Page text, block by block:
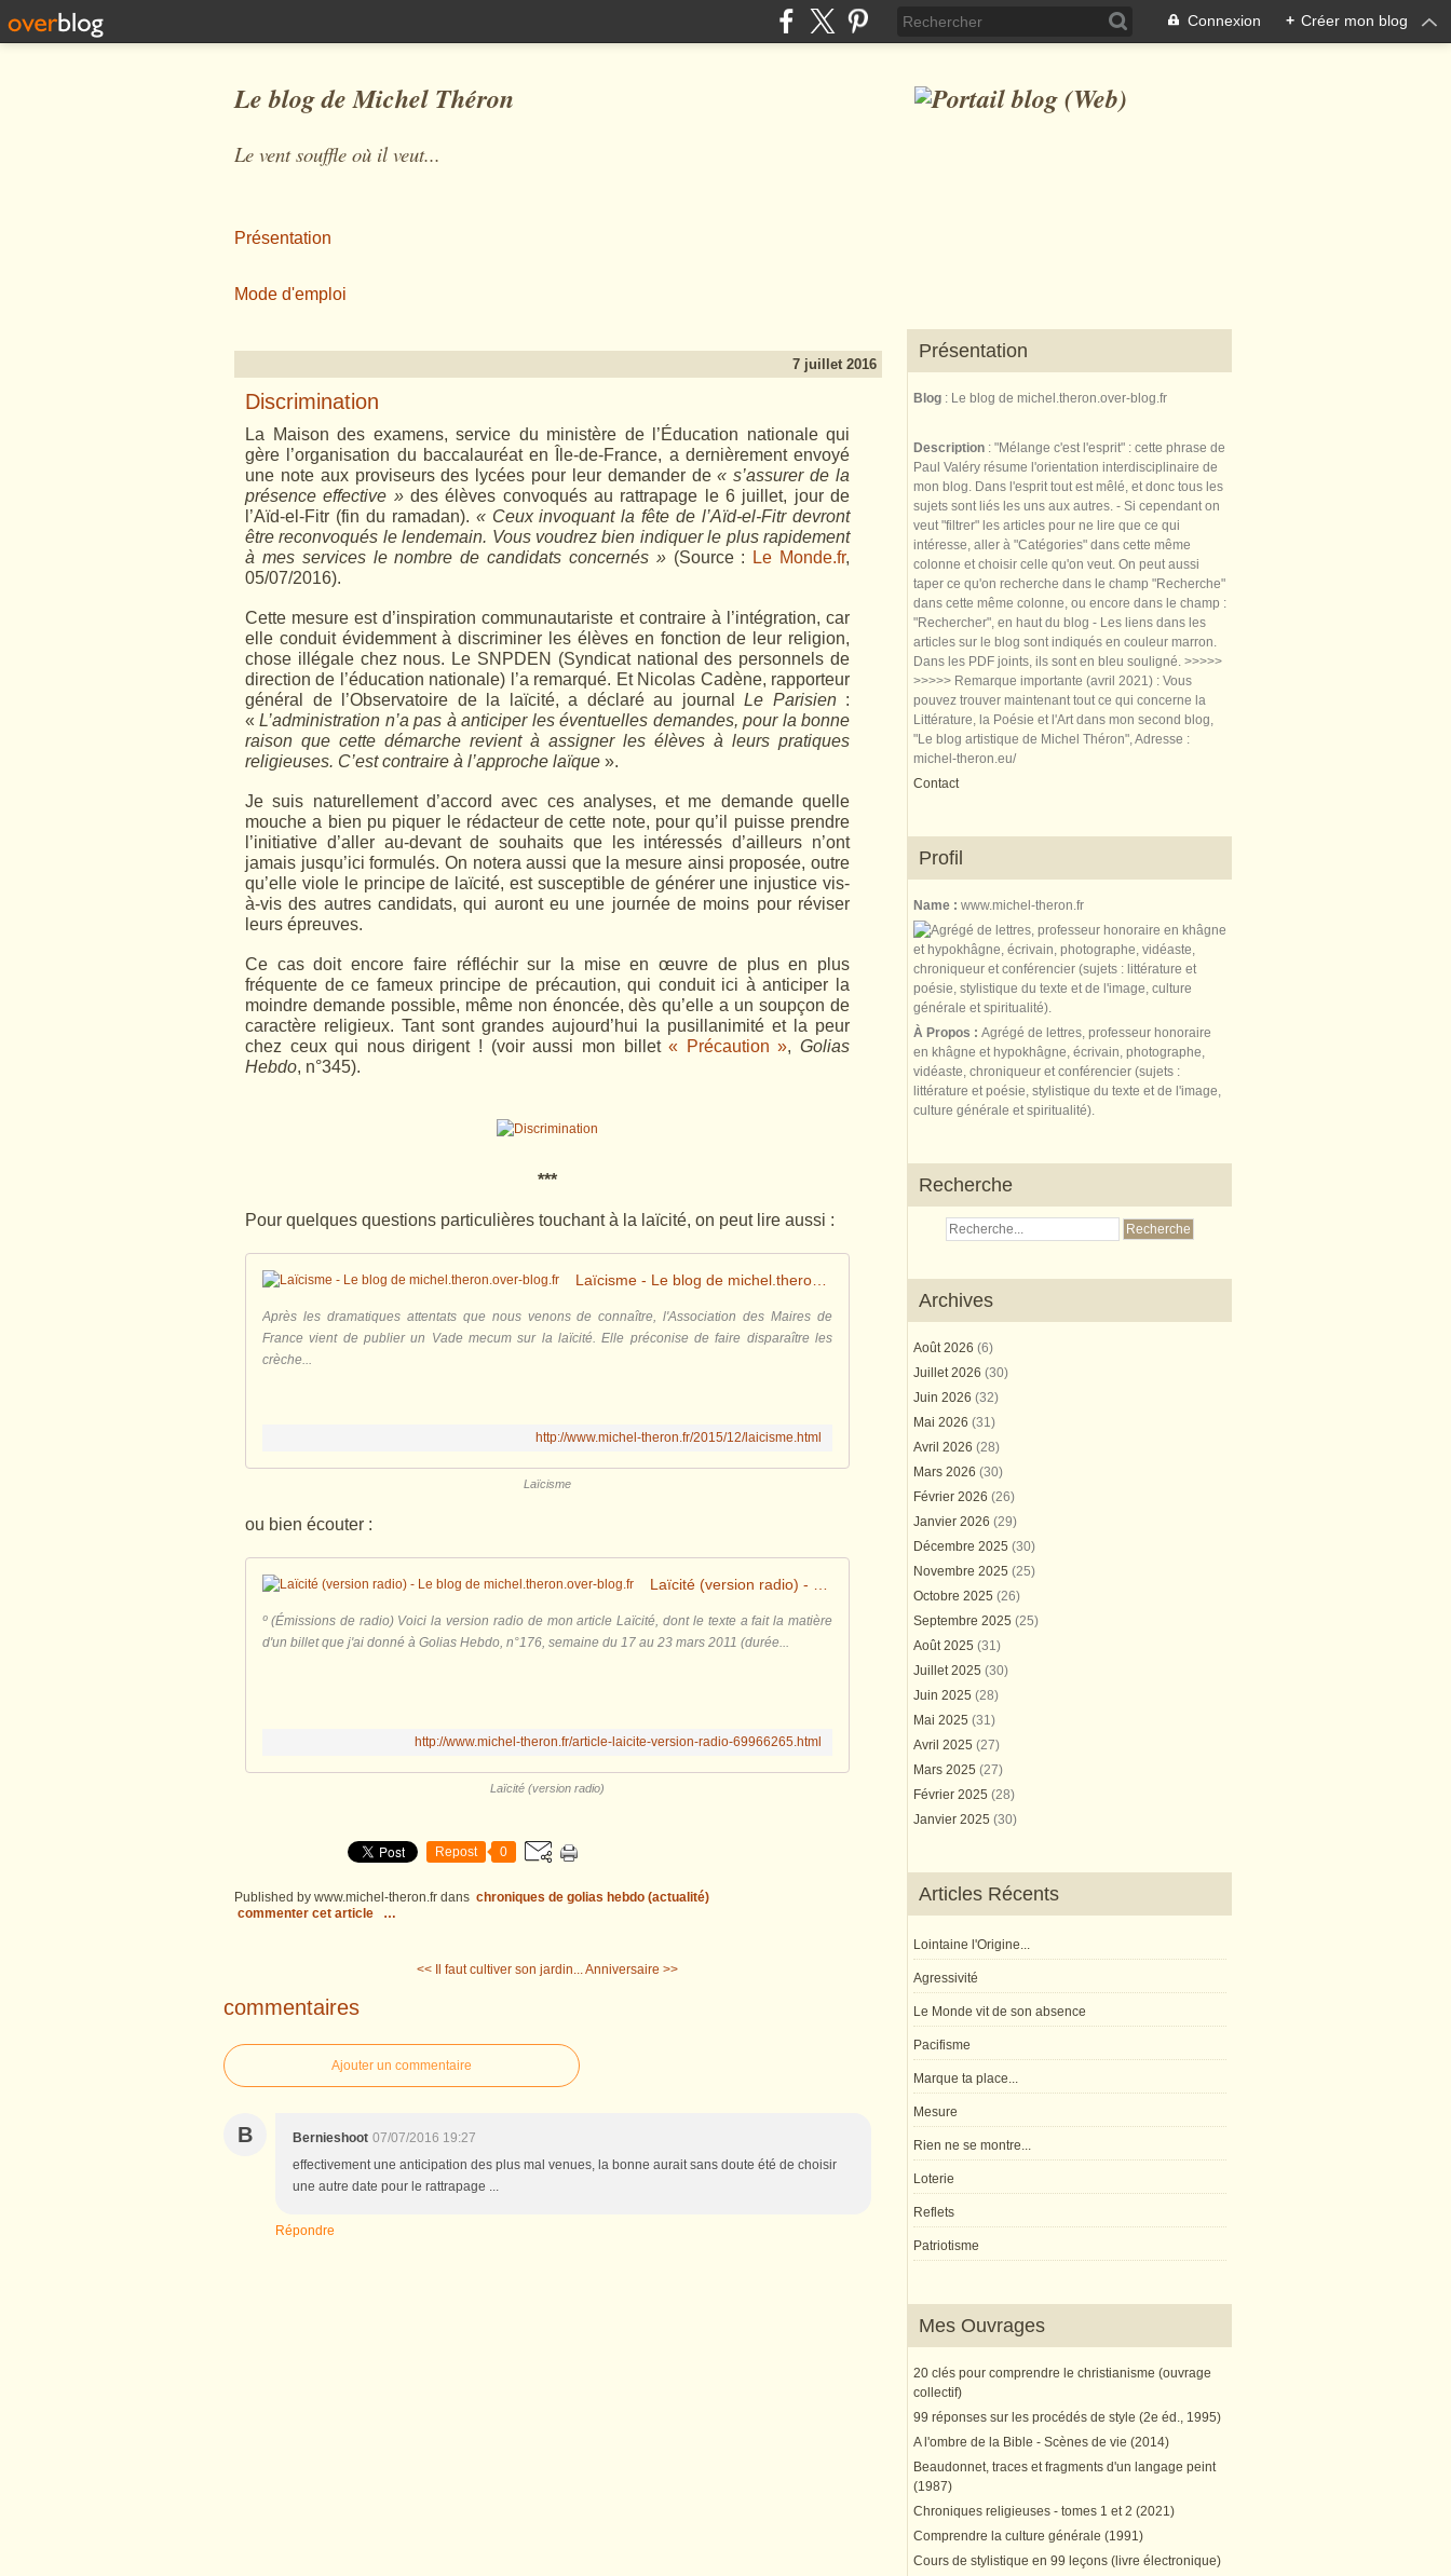
Connexion + Créer mon blog
Le blog de Michel Théron
Le vent souffle où il veut...
Présentation
Mode d'emploi
7 juillet 2016
Discrimination
La Maison des examens, service du ministère de l’Éducation nationale qui
gère l’organisation du baccalauréat en Île-de-France, a dernièrement envoyé
une note aux proviseurs des lycées pour leur demander de« s’assurer de la
présence effective »des élèves convoqués au rattrapage le 6 juillet, jour de
l’Aïd-el-Fitr (fin du ramadan). « Ceux invoquant la fête de l’Aïd-el-Fitr devront
être reconvoqués le lendemain. Vous voudrez bien indiquer le plus rapidement
à mes services le nombre de candidats concernés »(Source : Le Monde.fr,
05/07/2016).
Cette mesure est d’inspiration communautariste et contraire à l’intégration, car
elle conduit évidemment à discriminer les élèves en fonction de leur religion,
chose illégale chez nous. Le SNPDEN (Syndicat national des personnels de
direction de l’éducation nationale) l’a remarqué. Et Nicolas Cadène, rapporteur
général de l’Observatoire de la laïcité, a déclaré au journal Le Parisien:
« L’administration n’a pas à anticiper les éventuelles demandes, pour la bonne
raison que cette démarche revient à assigner les élèves à leurs pratiques
religieuses. C’est contraire à l’approche laïque ».
Je suis naturellement d’accord avec ces analyses, et me demande quelle
mouche a bien pu piquer le rédacteur de cette note, pour qu’il puisse prendre
l’initiative d’aller au-devant de souhaits que les intéressés d’ailleurs n’ont
jamais jusqu’ici formulés. On notera aussi que la mesure ainsi proposée, outre
qu’elle viole le principe de laïcité, est susceptible de générer une injustice vis-
à-vis des autres candidats, qui auront eu une journée de moins pour réviser
leurs épreuves.
Ce cas doit encore faire réfléchir sur la mise en œuvre de plus en plus
fréquente de ce fameux principe de précaution, qui conduit ici à anticiper la
moindre demande possible, même non énoncée, dès qu’elle a un soupçon de
caractère religieux. Tant sont grandes aujourd’hui la pusillanimité et la peur
chez ceux qui nous dirigent ! (voir aussi mon billet« Précaution »,Golias
Hebdo, n°345).
***
Pour quelques questions particulières touchant à la laïcité, on peut lire aussi :
Après les dramatiques attentats que nous venons de connaître, l'Association des Maires de
France vient de publier un Vade mecum sur la laïcité. Elle préconise de faire disparaître les
crèche...
http://www.michel-theron.fr/2015/12/laicisme.html
Laïcisme
ou bien écouter :
º (Émissions de radio) Voici la version radio de mon article Laïcité, dont le texte a fait la matière
d'un billet que j'ai donné à Golias Hebdo, n°176, semaine du 17 au 23 mars 2011 (durée...
http://www.michel-theron.fr/article-laicite-version-radio-69966265.html
Laïcité (version radio)
Repost 0
Published by www.michel-theron.fr dans chroniques de golias hebdo (actualité)
commenter cet article
…
<< Il faut cultiver son jardin...Anniversaire >>
commentaires
Ajouter un commentaire
B Bernieshoot 07/07/2016 19:27
effectivement une anticipation des plus mal venues, la bonne aurait sans doute été de choisir
une autre date pour le rattrapage ...
Répondre
Présentation
Blog : Le blog de michel.theron.over-blog.fr
Description : "Mélange c'est l'esprit" : cette phrase de
Paul Valéry résume l'orientation interdisciplinaire de
mon blog. Dans l'esprit tout est mêlé, et donc tous les
sujets sont liés les uns aux autres. - Si cependant on
veut "filtrer" les articles pour ne lire que ce qui
intéresse, aller à "Catégories" dans cette même
colonne et choisir celle qu'on veut. On peut aussi
taper ce qu'on recherche dans le champ "Recherche"
dans cette même colonne, ou encore dans le champ :
"Rechercher", en haut du blog - Les liens dans les
articles sur le blog sont indiqués en couleur marron.
Dans les PDF joints, ils sont en bleu souligné. >>>>>
>>>>> Remarque importante (avril 2021) : Vous
pouvez trouver maintenant tout ce qui concerne la
Littérature, la Poésie et l'Art dans mon second blog,
"Le blog artistique de Michel Théron", Adresse :
michel-theron.eu/
Contact
Profil
Name : www.michel-theron.fr
À Propos : Agrégé de lettres, professeur honoraire
en khâgne et hypokhâgne, écrivain, photographe,
vidéaste, chroniqueur et conférencier (sujets :
littérature et poésie, stylistique du texte et de l'image,
culture générale et spiritualité).
Recherche
Archives
Août 2026 (6)
Juillet 2026 (30)
Juin 2026 (32)
Mai 2026 (31)
Avril 2026 (28)
Mars 2026 (30)
Février 2026 (26)
Janvier 2026 (29)
Décembre 2025 (30)
Novembre 2025 (25)
Octobre 2025 (26)
Septembre 2025 (25)
Août 2025 (31)
Juillet 2025 (30)
Juin 2025 (28)
Mai 2025 (31)
Avril 2025 (27)
Mars 2025 (27)
Février 2025 (28)
Janvier 2025 (30)
Articles Récents
Lointaine l'Origine...
Agressivité
Le Monde vit de son absence
Pacifisme
Marque ta place...
Mesure
Rien ne se montre...
Loterie
Reflets
Patriotisme
Mes Ouvrages
20 clés pour comprendre le christianisme (ouvrage
collectif)
99 réponses sur les procédés de style (2e éd., 1995)
A l'ombre de la Bible - Scènes de vie (2014)
Beaudonnet, traces et fragments d'un langage peint
(1987)
Chroniques religieuses - tomes 1 et 2 (2021)
Comprendre la culture générale (1991)
Cours de stylistique en 99 leçons (livre électronique)